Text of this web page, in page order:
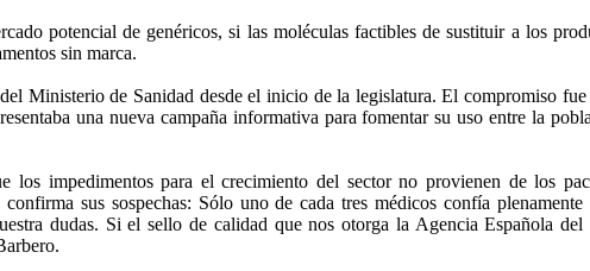
potencial de genéricos, si las moléculas factibles de sustituir a los
sin marca.
Ministerio de Sanidad desde el inicio de la legislatura. El compromiso fue
una nueva campaña informativa para fomentar su uso entre la
los impedimentos para el crecimiento del sector no provienen de los
sus sospechas: Sólo uno de cada tres médicos confía
dudas. Si el sello de calidad que nos otorga la Agencia Española